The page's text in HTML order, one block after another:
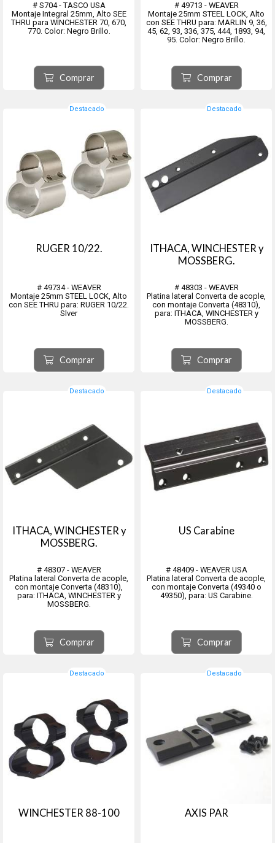
# S704 - TASCO USA
Montaje Integral 25mm, Alto SEE
THRU para WINCHESTER 70, 670,
770. Color: Negro Brillo.
Comprar
# 49713 - WEAVER
Montaje 25mm STEEL LOCK, Alto
con SEE THRU para: MARLIN 9, 36,
45, 62, 93, 336, 375, 444, 1893, 94,
95. Color: Negro Brillo.
Comprar
Destacado
RUGER 10/22.
# 49734 - WEAVER
Montaje 25mm STEEL LOCK, Alto
con SEE THRU para: RUGER 10/22.
Slver
Comprar
Destacado
ITHACA, WINCHESTER y
MOSSBERG.
# 48303 - WEAVER
Platina lateral Converta de acople,
con montaje Converta (48310),
para: ITHACA, WINCHESTER y
MOSSBERG.
Comprar
Destacado
ITHACA, WINCHESTER y
MOSSBERG.
# 48307 - WEAVER
Platina lateral Converta de acople,
con montaje Converta (48310),
para: ITHACA, WINCHESTER y
MOSSBERG.
Comprar
Destacado
US Carabine
# 48409 - WEAVER USA
Platina lateral Converta de acople,
con montaje Converta (49340 o
49350), para: US Carabine.
Comprar
Destacado
WINCHESTER 88-100
Destacado
AXIS PAR